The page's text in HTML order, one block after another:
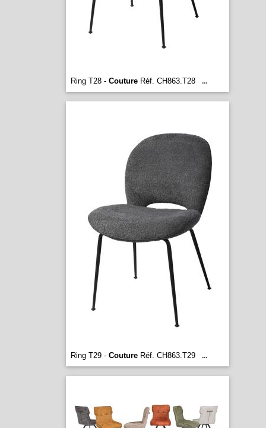
Ring T28 - CoutureRéf. CH863.T28 ...
Ring T29 - CoutureRéf. CH863.T29 ...